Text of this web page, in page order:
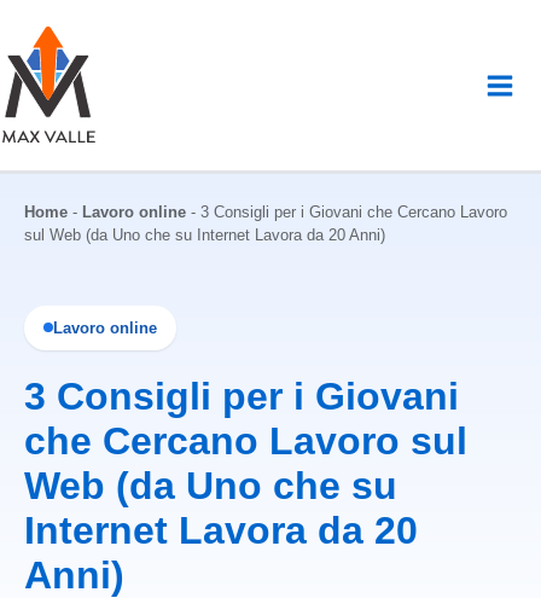
contenuto
Home - Lavoro online - 3 Consigli per i Giovani che Cercano Lavoro
sul Web (da Uno che su Internet Lavora da 20 Anni)
Lavoro online
3 Consigli per i Giovani
che Cercano Lavoro sul
Web (da Uno che su
Internet Lavora da 20
Anni)